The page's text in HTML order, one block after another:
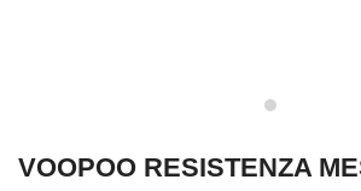
VOOPOO RESISTENZA